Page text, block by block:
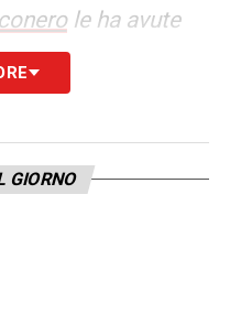
le ha avute
destato
i tifosi, Kalulu in
importante dopo
GIORNO